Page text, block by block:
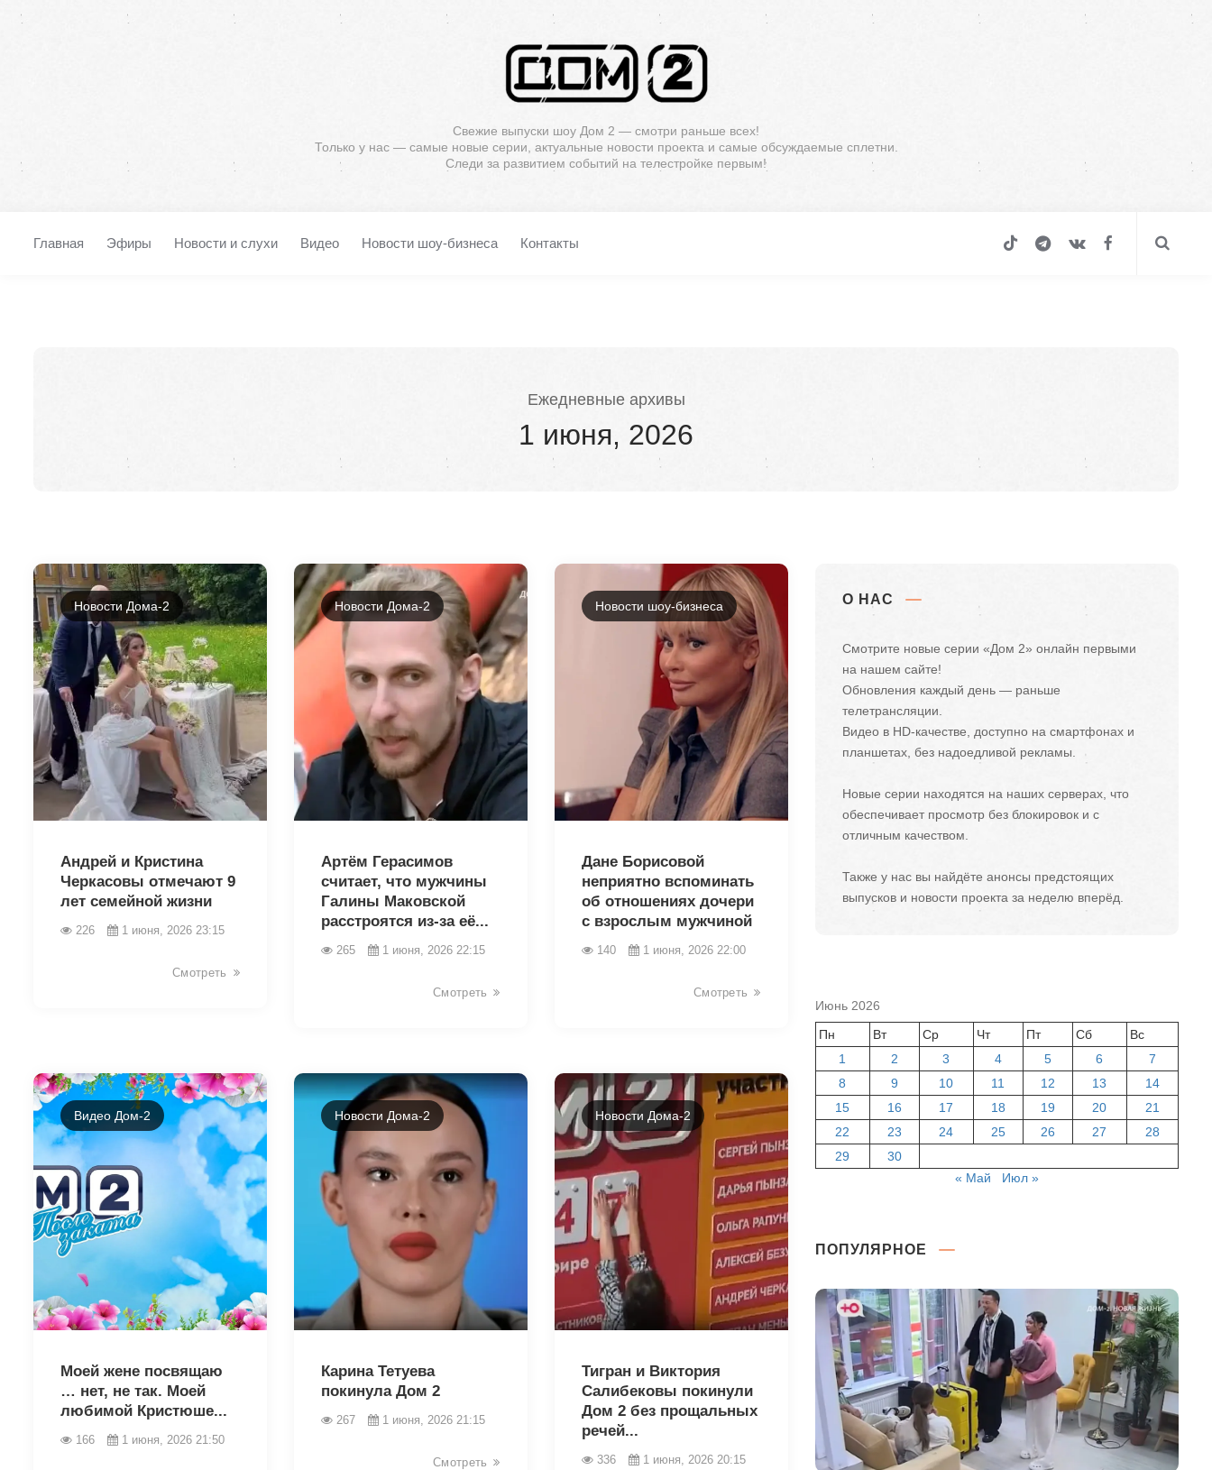
Свежие выпуски шоу Дом 2 — смотри раньше всех!
Только у нас — самые новые серии, актуальные новости проекта и самые обсуждаемые сплетни.
Следи за развитием событий на телестройке первым!
Главная Эфиры Новости и слухи Видео Новости шоу-бизнеса Контакты
Ежедневные архивы
1 июня, 2026
Новости Дома-2
Андрей и Кристина
Черкасовы отмечают 9
лет семейной жизни
226 1 июня, 2026 23:15
Смотреть
Новости Дома-2
Артём Герасимов
считает, что мужчины
Галины Маковской
расстроятся из-за её...
265 1 июня, 2026 22:15
Смотреть
Новости шоу-бизнеса
Дане Борисовой
неприятно вспоминать
об отношениях дочери
с взрослым мужчиной
140 1 июня, 2026 22:00
Смотреть
Видео Дом-2
Моей жене посвящаю
… нет, не так. Моей
любимой Кристюше...
166 1 июня, 2026 21:50
Новости Дома-2
Карина Тетуева
покинула Дом 2
267 1 июня, 2026 21:15
Смотреть
Новости Дома-2
Тигран и Виктория
Салибековы покинули
Дом 2 без прощальных
речей...
336 1 июня, 2026 20:15
О НАС
Смотрите новые серии «Дом 2» онлайн первыми
на нашем сайте!
Обновления каждый день — раньше
телетрансляции.
Видео в HD-качестве, доступно на смартфонах и
планшетах, без надоедливой рекламы.
Новые серии находятся на наших серверах, что
обеспечивает просмотр без блокировок и с
отличным качеством.
Также у нас вы найдёте анонсы предстоящих
выпусков и новости проекта за неделю вперёд.
Июнь 2026
Пн
Вт Ср Чт Пт Сб
Вс
1
2 3 4 5 6
7
8
9 10 11 12 13
14
15
16 17 18 19 20
21
22
23 24 25 26 27
28
29
30
« Май
Июл »
ПОПУЛЯРНОЕ